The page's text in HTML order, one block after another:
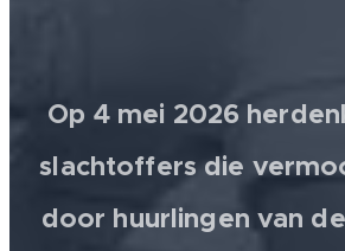
Op 4 mei 2026
slachtoffers die
door huurlingen van